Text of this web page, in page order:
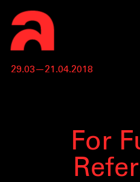
29.03—21.04.2018
For